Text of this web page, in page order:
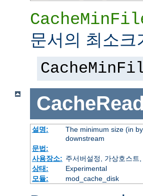
문서의 최소크
설명:
The minimum size (in
downstream
문법:
사용장소: 주서버설정, 가상호스트
상태:
Experimental
모듈:
mod_cache_disk